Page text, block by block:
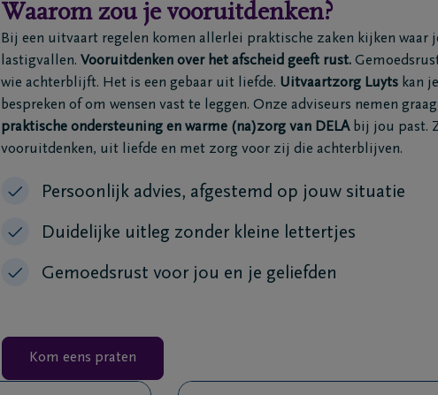
Waarom zou je vooruitdenken?
Bij een uitvaart regelen komen allerlei praktische zaken kijken waar
lastigvallen. Vooruitdenken over het afscheid geeft rust.
wie achterblijft. Het is een gebaar uit liefde. Uitvaartzorg Luyts kan
bespreken of om wensen vast te leggen. Onze adviseurs nemen
praktische ondersteuning en warme (na)zorg van DELAbij jou past.
vooruitdenken, uit liefde en met zorg voor zij die achterblijven.
Persoonlijk advies, afgestemd op jouw situatie
Duidelijke uitleg zonder kleine lettertjes
Gemoedsrust voor jou en je geliefden
Kom eens praten